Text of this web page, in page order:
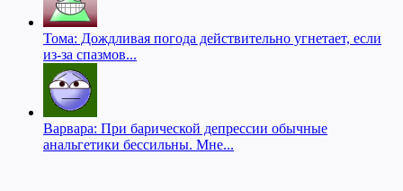
Тома: Дождливая погода действительно угнетает, если
из-за спазмов...
Варвара: При барической депрессии обычные
анальгетики бессильны. Мне...